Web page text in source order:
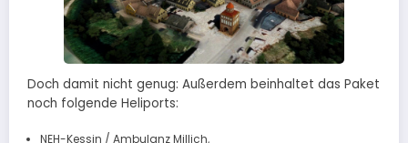
Doch damit nicht genug: Außerdem beinhaltet das Paket
noch folgende Heliports:
NEH-Kessin / Ambulanz Millich,